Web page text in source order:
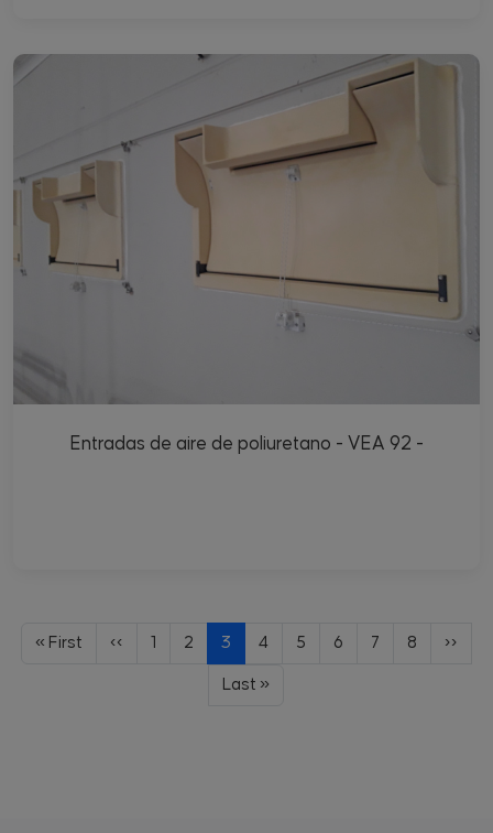
Entradas de aire de poliuretano - VEA 92 -
Primera página
« First Página anterior
‹‹ PagePage
2 Página actual
3 Page
4 Page
5 Page
6 Page
7 Page
8 ››
Última página
Last »